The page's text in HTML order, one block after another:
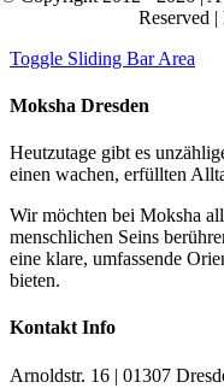
Reserved
Toggle Sliding Bar Area
Moksha Dresden
Heutzutage gibt es
einen wachen, erfüllten
Wir möchten bei Moksha
menschlichen Seins
eine klare, umfassende
bieten.
Kontakt Info
Arnoldstr. 16 | 01307